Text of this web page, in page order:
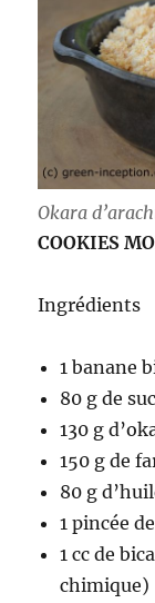
Okara
COOKIES
Ingrédients
1 banane
80 g de
130 g
150 g de
80 g
1 pincée
1 cc de
chimique)